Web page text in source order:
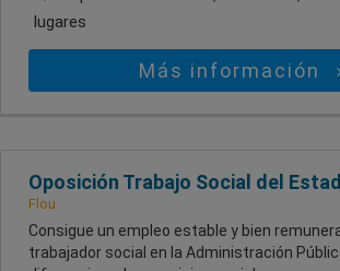
lugares
Más información
Oposición Trabajo Social del
Flou
Consigue un empleo estable y bien
trabajador social en la Administración